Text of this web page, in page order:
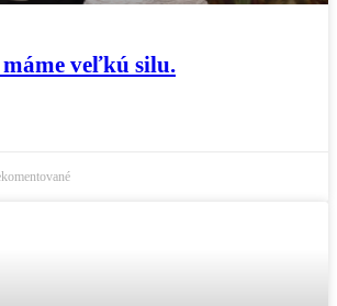
veľkú silu.